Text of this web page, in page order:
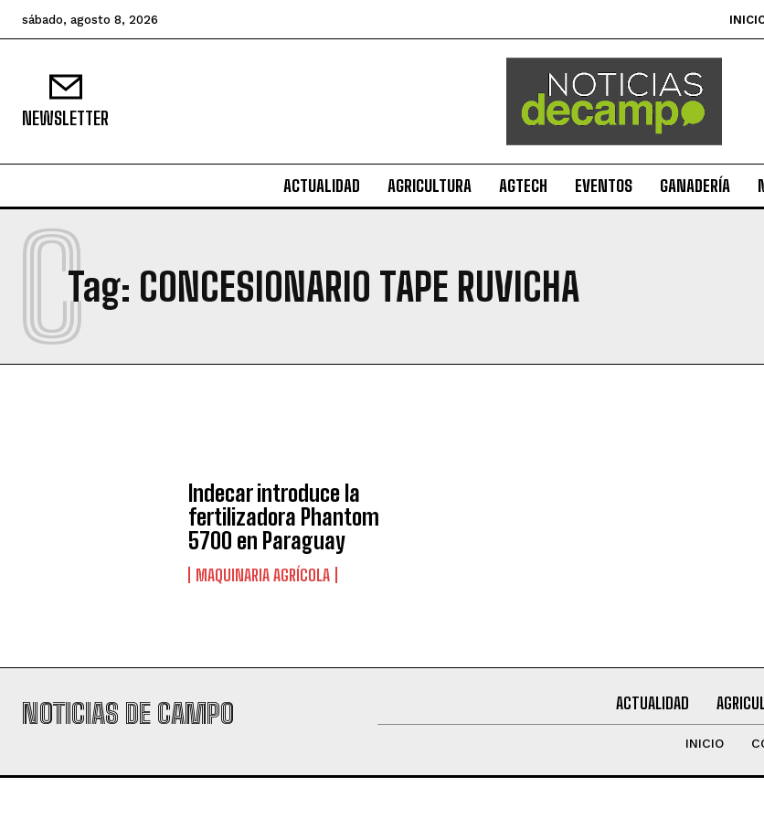
Suscribite al Newsletter
sábado, agosto 8, 2026
NEWSLETTER
ACTUALIDAD AGRICULTURA AGTECH EVENTOS GANADERÍA
Tag: CONCESIONARIO TAPE RUVICHA
C
Indecar introduce la
fertilizadora Phantom
5700 en Paraguay
MAQUINARIA AGRÍCOLA
NOTICIAS DE CAMPO ACTUALIDAD
INICIO